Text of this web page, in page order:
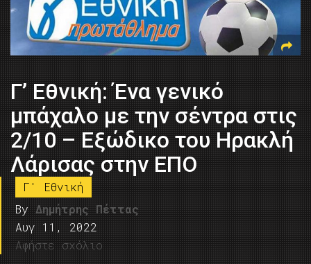
Γ’ Εθνική: Ένα γενικό
μπάχαλο με την σέντρα στις
2/10 – Εξώδικο του Ηρακλή
Λάρισας στην ΕΠΟ
Γ' Εθνική
By Δημήτρης Πέττας
Αυγ 11, 2022
Αφήστε σχόλιο